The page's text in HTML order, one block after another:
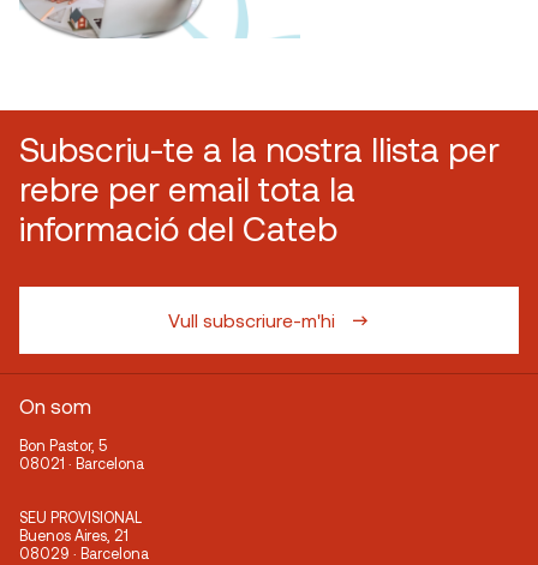
Subscriu-te a la nostra llista per
rebre per email tota la
informació del Cateb
Vull subscriure-m'hi
On som
Bon Pastor, 5
08021 · Barcelona
SEU PROVISIONAL
Buenos Aires, 21
08029 · Barcelona